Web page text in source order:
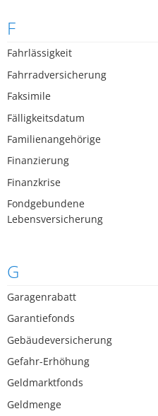
F
Fahrlässigkeit
Fahrradversicherung
Faksimile
Fälligkeitsdatum
Familienangehörige
Finanzierung
Finanzkrise
Fondgebundene
Lebensversicherung
G
Garagenrabatt
Garantiefonds
Gebäudeversicherung
Gefahr-Erhöhung
Geldmarktfonds
Geldmenge